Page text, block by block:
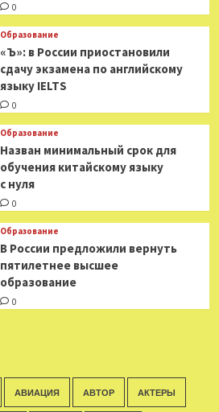
0
Образование
«Ъ»: в России приостановили
сдачу экзамена по английскому
языку IELTS
0
Образование
Назван минимальный срок для
обучения китайскому языку
с нуля
0
Образование
В России предложили вернуть
пятилетнее высшее
образование
0
АВИАЦИЯ АВТОР АКТЕРЫ